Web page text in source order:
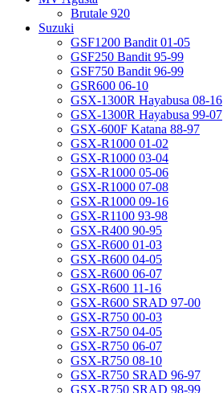
Brutale 920
Suzuki
GSF1200 Bandit 01-05
GSF250 Bandit 95-99
GSF750 Bandit 96-99
GSR600 06-10
GSX-1300R Hayabusa 08-16
GSX-1300R Hayabusa 99-07
GSX-600F Katana 88-97
GSX-R1000 01-02
GSX-R1000 03-04
GSX-R1000 05-06
GSX-R1000 07-08
GSX-R1000 09-16
GSX-R1100 93-98
GSX-R400 90-95
GSX-R600 01-03
GSX-R600 04-05
GSX-R600 06-07
GSX-R600 11-16
GSX-R600 SRAD 97-00
GSX-R750 00-03
GSX-R750 04-05
GSX-R750 06-07
GSX-R750 08-10
GSX-R750 SRAD 96-97
GSX-R750 SRAD 98-99